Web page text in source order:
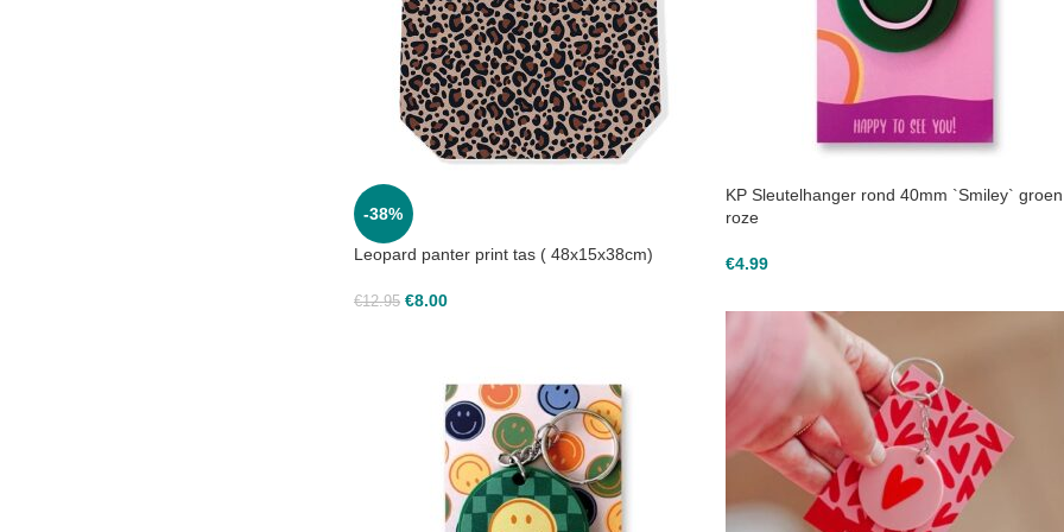
-38%
Leopard panter print tas ( 48x15x38cm)
€12.95 €8.00
KP Sleutelhanger rond 40mm `Smiley`
roze
€4.99